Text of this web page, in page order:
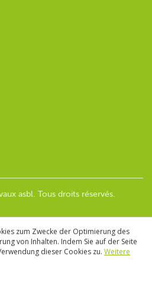
asbl. Tous droits réservés.
zum Zwecke der Optimierung des
von Inhalten. Indem Sie auf der Seite
dieser Cookies zu. Weitere